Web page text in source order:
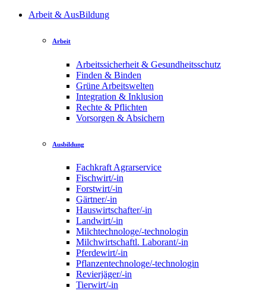
Arbeit & AusBildung
Arbeit
Arbeitssicherheit & Gesundheitsschutz
Finden & Binden
Grüne Arbeitswelten
Integration & Inklusion
Rechte & Pflichten
Vorsorgen & Absichern
Ausbildung
Fachkraft Agrarservice
Fischwirt/-in
Forstwirt/-in
Gärtner/-in
Hauswirtschafter/-in
Landwirt/-in
Milchtechnologe/-technologin
Milchwirtschaftl. Laborant/-in
Pferdewirt/-in
Pflanzentechnologe/-technologin
Revierjäger/-in
Tierwirt/-in